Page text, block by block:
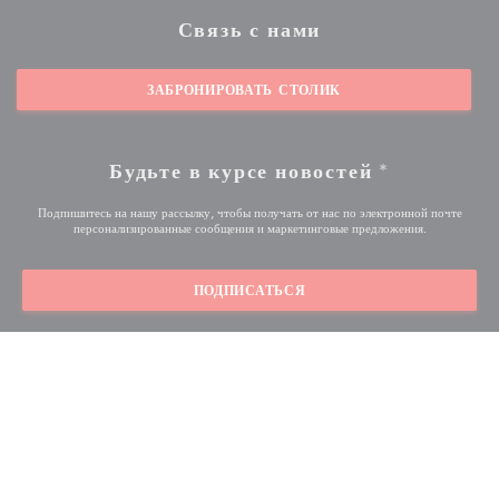
Связь с нами
ЗАБРОНИРОВАТЬ СТОЛИК
Будьте в курсе новостей *
Подпишитесь на нашу рассылку, чтобы получать от нас по электронной почте
персонализированные сообщения и маркетинговые предложения.
ПОДПИСАТЬСЯ